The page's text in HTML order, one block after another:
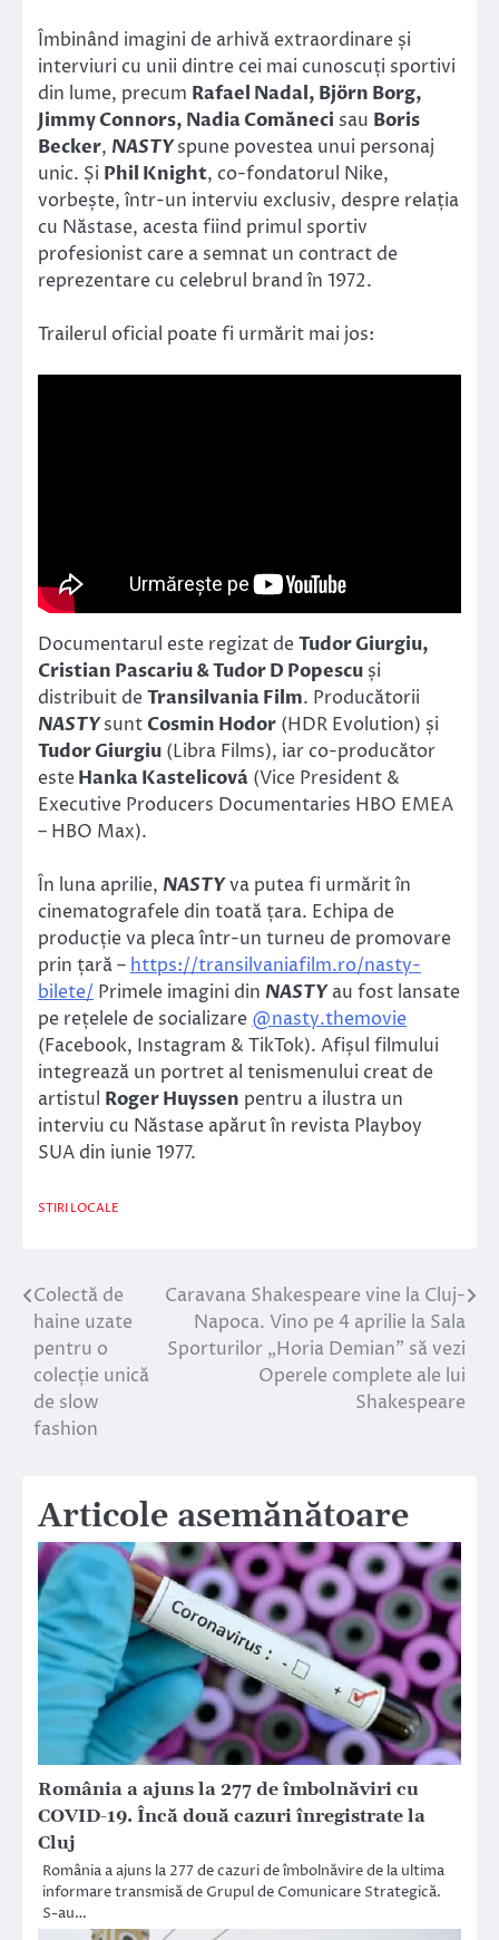
Îmbinând imagini de arhivă extraordinare și
interviuri cu unii dintre cei mai cunoscuți sportivi
din lume, precum Rafael Nadal, Björn Borg,
Jimmy Connors, Nadia Comăneci sau Boris
Becker, NASTYspune povestea unui personaj
unic. Și Phil Knight, co-fondatorul Nike,
vorbește, într-un interviu exclusiv, despre relația
cu Năstase, acesta fiind primul sportiv
profesionist care a semnat un contract de
reprezentare cu celebrul brand în 1972.
Trailerul oficial poate fi urmărit mai jos:
Documentarul este regizat deTudor Giurgiu,
Cristian Pascariu & Tudor D Popescu și
distribuit deTransilvania Film. Producătorii
NASTYsunt Cosmin Hodor (HDR Evolution) și
Tudor Giurgiu (Libra Films), iar co-producător
esteHanka Kastelicová (Vice President &
Executive Producers Documentaries HBO EMEA
– HBO Max).
În luna aprilie, NASTYva putea fi urmărit în
cinematografele din toată țara. Echipa de
producție va pleca într-un turneu de promovare
prin țară – https://transilvaniafilm.ro/nasty-
bilete/ Primele imagini din NASTYau fost lansate
pe rețelele de socializare @nasty.themovie
(Facebook, Instagram & TikTok). Afișul filmului
integrează un portret al tenismenului creat de
artistul Roger Huyssen pentru a ilustra un
interviu cu Năstase apărut în revista Playboy
SUA din iunie 1977.
STIRI LOCALE
Navigare
în
articole
Colectă de
haine uzate
pentru o
colecție unică
de slow
fashion
Caravana Shakespeare vine la Cluj-
Napoca. Vino pe 4 aprilie la Sala
Sporturilor „Horia Demian” să vezi
Operele complete ale lui
Shakespeare
Articole asemănătoare
România a ajuns la 277 de îmbolnăviri cu
COVID-19. Încă două cazuri înregistrate la
Cluj
România a ajuns la 277 de cazuri de îmbolnăvire de la ultima
informare transmisă de Grupul de Comunicare Strategică.
S-au…